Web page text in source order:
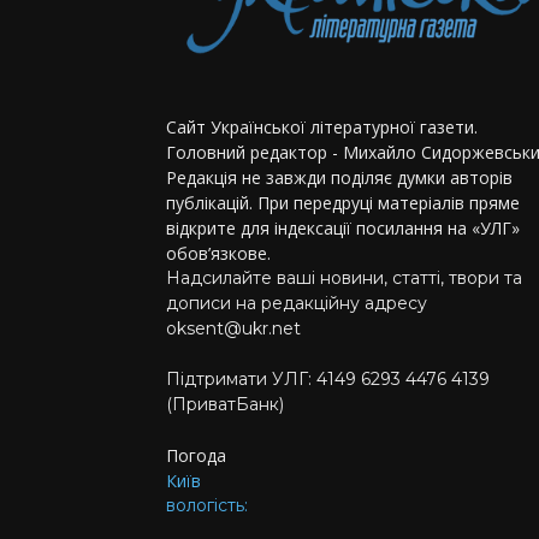
Сайт Української літературної газети.
Головний редактор - Михайло
Редакція не завжди поділяє думки авторів
публікацій. При передруці матеріалів пряме
відкрите для індексації посилання на «УЛГ»
обов’язкове.
Надсилайте ваші новини, статті, твори та
дописи на редакційну адресу
oksent@ukr.net
Підтримати УЛГ: 4149 6293 4476 4139
(ПриватБанк)
Погода
Київ
вологість: